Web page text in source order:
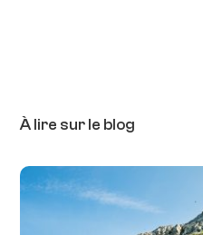
À lire sur le blog